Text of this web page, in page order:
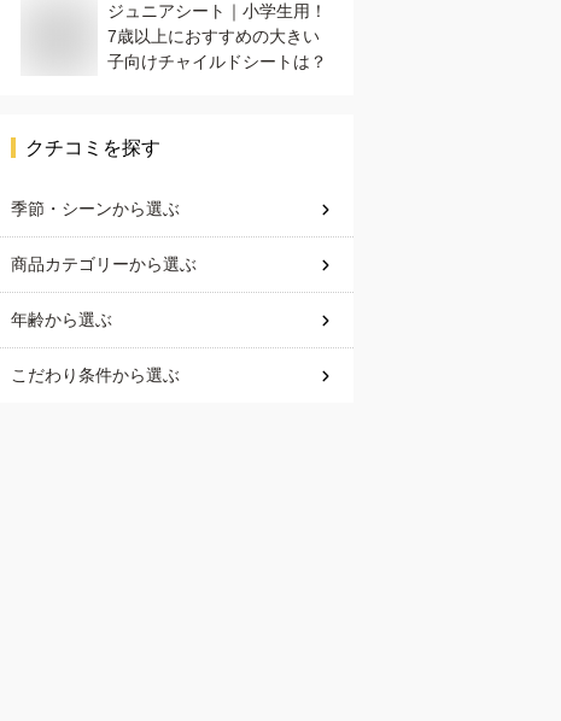
ジュニアシート｜小学生用！
7歳以上におすすめの大きい
子向けチャイルドシートは？
クチコミを探す
季節・シーンから選ぶ
商品カテゴリーから選ぶ
年齢から選ぶ
こだわり条件から選ぶ